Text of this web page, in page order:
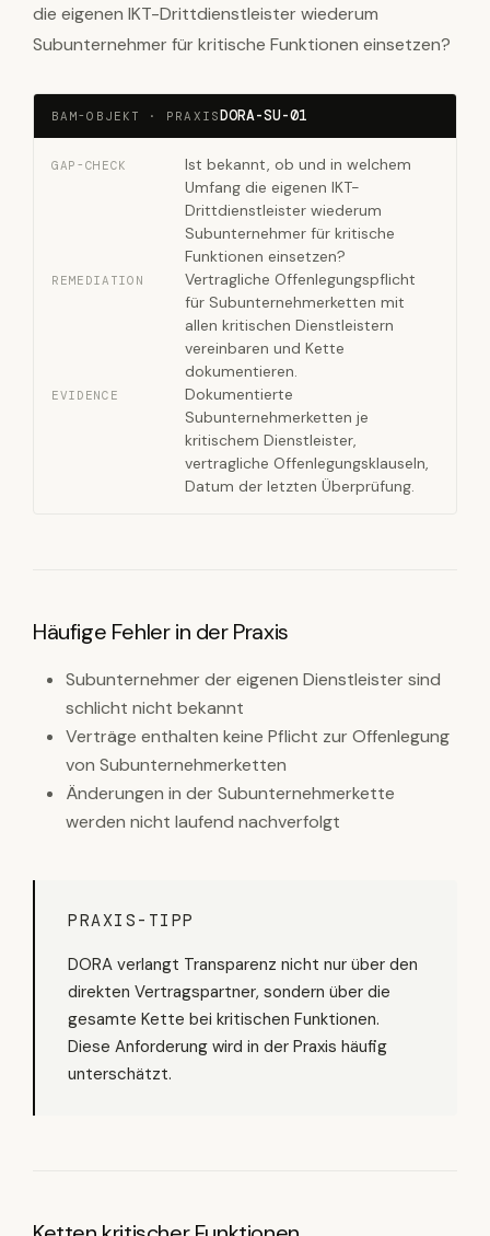
die eigenen IKT-Drittdienstleister wiederum
Subunternehmer für kritische Funktionen einsetzen?
BAM-OBJEKT · PRAXISDORA-SU-01
GAP-CHECK
Ist bekannt, ob und in welchem
Umfang die eigenen IKT-
Drittdienstleister wiederum
Subunternehmer für kritische
Funktionen einsetzen?
REMEDIATION
Vertragliche Offenlegungspflicht
für Subunternehmerketten mit
allen kritischen Dienstleistern
vereinbaren und Kette
dokumentieren.
EVIDENCE
Dokumentierte
Subunternehmerketten je
kritischem Dienstleister,
vertragliche Offenlegungsklauseln,
Datum der letzten Überprüfung.
Häufige Fehler in der Praxis
Subunternehmer der eigenen Dienstleister sind
schlicht nicht bekannt
Verträge enthalten keine Pflicht zur Offenlegung
von Subunternehmerketten
Änderungen in der Subunternehmerkette
werden nicht laufend nachverfolgt
PRAXIS-TIPP
DORA verlangt Transparenz nicht nur über den
direkten Vertragspartner, sondern über die
gesamte Kette bei kritischen Funktionen.
Diese Anforderung wird in der Praxis häufig
unterschätzt.